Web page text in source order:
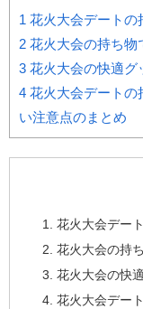
1 花火大会デートの
2 花火大会の持ち物
3 花火大会の快適グ
4 花火大会デートの
い注意点のまとめ
花火大会デー
花火大会の持
花火大会の快
花火大会デー